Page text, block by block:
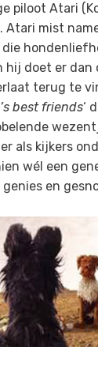
piloot Atari
mist
die
hij doet er dan
terug te
best friends‘
als kijkers
wél een
en